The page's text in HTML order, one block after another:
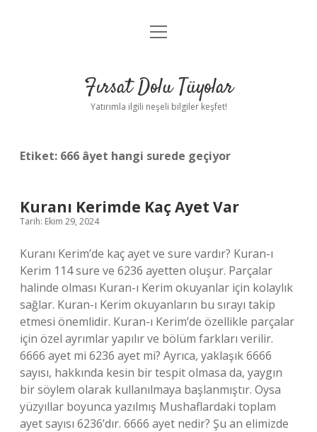
Gizlilik Politikası
Yasal Uyarı
menüyü
Fırsat Dolu Tüyolar
Yatırımla ilgili neşeli bilgiler keşfet!
Etiket: 666 âyet hangi surede geçiyor
Kuranı Kerimde Kaç Ayet Var
Tarih: Ekim 29, 2024
Kuranı Kerim’de kaç ayet ve sure vardır? Kuran-ı
Kerim 114 sure ve 6236 ayetten oluşur. Parçalar
halinde olması Kuran-ı Kerim okuyanlar için kolaylık
sağlar. Kuran-ı Kerim okuyanların bu sırayı takip
etmesi önemlidir. Kuran-ı Kerim’de özellikle parçalar
için özel ayrımlar yapılır ve bölüm farkları verilir.
6666 ayet mi 6236 ayet mi? Ayrıca, yaklaşık 6666
sayısı, hakkında kesin bir tespit olmasa da, yaygın
bir söylem olarak kullanılmaya başlanmıştır. Oysa
yüzyıllar boyunca yazılmış Mushaflardaki toplam
ayet sayısı 6236’dır. 6666 ayet nedir? Şu an elimizde